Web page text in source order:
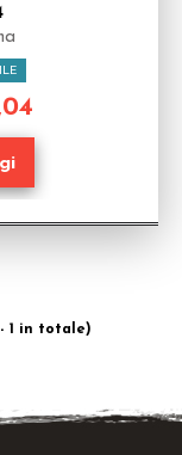
1 in totale)